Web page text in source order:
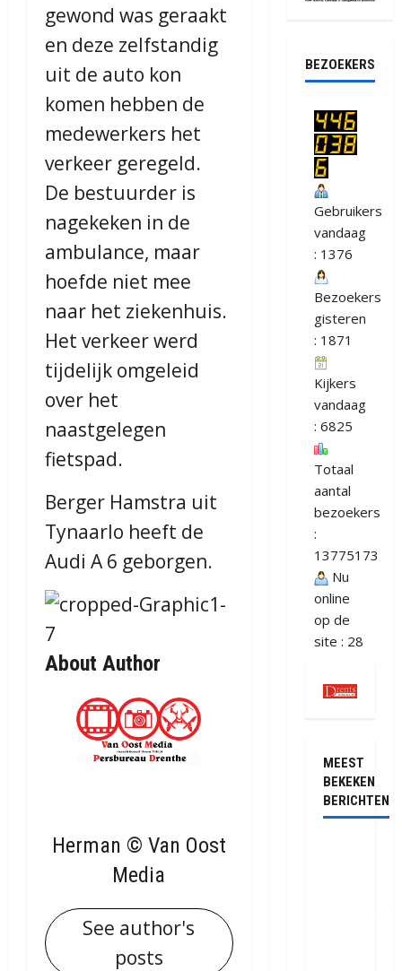
gewond was geraakt
en deze zelfstandig
uit de auto kon
komen hebben de
medewerkers het
verkeer geregeld.
De bestuurder is
nagekeken in de
ambulance, maar
hoefde niet mee
naar het ziekenhuis.
Het verkeer werd
tijdelijk omgeleid
over het
naastgelegen
fietspad.
Berger Hamstra uit
Tynaarlo heeft de
Audi A 6 geborgen.
About Author
Herman © Van Oost
Media
See author's
posts
BEZOEKERS
Gebruikers
vandaag
: 1376
Bezoekers
gisteren
: 1871
Kijkers
vandaag
: 6825
Totaal
aantal
bezoekers
:
13775173
Nu
online
op de
site : 28
MEEST
BEKEKEN
BERICHTEN